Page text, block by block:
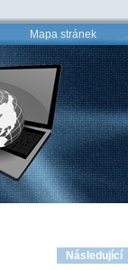
Mapa stránek
Následující